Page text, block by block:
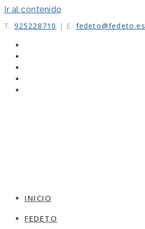
Ir al contenido
T. 925228710 | E. fedeto@fedeto.es
INICIO
FEDETO